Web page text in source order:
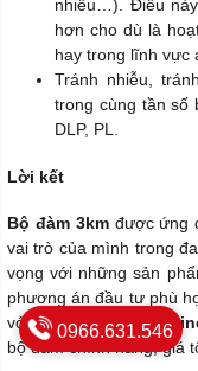
nhiễu…). Điều
hơn cho dù là
hay trong lĩnh vực
Tránh nhiễu,
trong cùng tần số
DLP, PL.
Lời kết
Bộ đàm 3kmđược ứng
vai trò của mình trong
vọng với những sản
phương án đầu tư phù
với chúng tôi qua
bộ đàm chính hãng, giá
0966.631.546